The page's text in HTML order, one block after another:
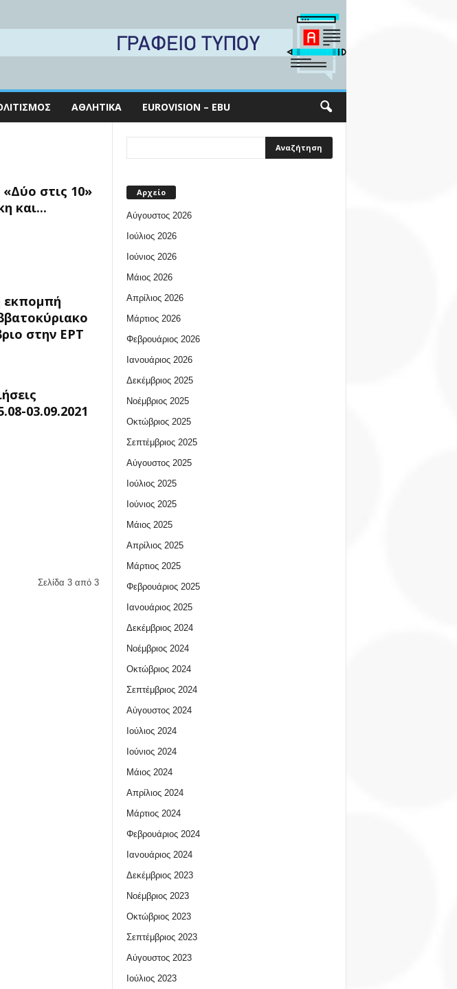
ΑΘΛΗΤΙΚΆ EUROVISION – EBU
στις 10»
και...
εκπομπή
στην ΕΡΤ
03.09.2021
Σελίδα 3 από 3
Αρχείο
Αύγουστος 2026
Ιούλιος 2026
Ιούνιος 2026
Μάιος 2026
Απρίλιος 2026
Μάρτιος 2026
Φεβρουάριος 2026
Ιανουάριος 2026
Δεκέμβριος 2025
Νοέμβριος 2025
Οκτώβριος 2025
Σεπτέμβριος 2025
Αύγουστος 2025
Ιούλιος 2025
Ιούνιος 2025
Μάιος 2025
Απρίλιος 2025
Μάρτιος 2025
Φεβρουάριος 2025
Ιανουάριος 2025
Δεκέμβριος 2024
Νοέμβριος 2024
Οκτώβριος 2024
Σεπτέμβριος 2024
Αύγουστος 2024
Ιούλιος 2024
Ιούνιος 2024
Μάιος 2024
Απρίλιος 2024
Μάρτιος 2024
Φεβρουάριος 2024
Ιανουάριος 2024
Δεκέμβριος 2023
Νοέμβριος 2023
Οκτώβριος 2023
Σεπτέμβριος 2023
Αύγουστος 2023
Ιούλιος 2023